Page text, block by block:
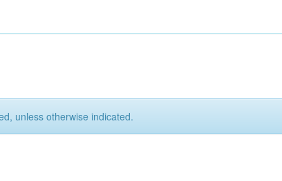
unless otherwise indicated.